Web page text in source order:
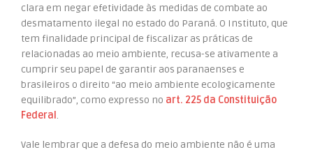
clara em negar efetividade às medidas de combate ao
desmatamento ilegal no estado do Paraná. O Instituto, que
tem finalidade principal de fiscalizar as práticas de
relacionadas ao meio ambiente, recusa-se ativamente a
cumprir seu papel de garantir aos paranaenses e
brasileiros o direito “ao meio ambiente ecologicamente
equilibrado”, como expresso no art. 225 da Constituição
Federal .
Vale lembrar que a defesa do meio ambiente não é uma